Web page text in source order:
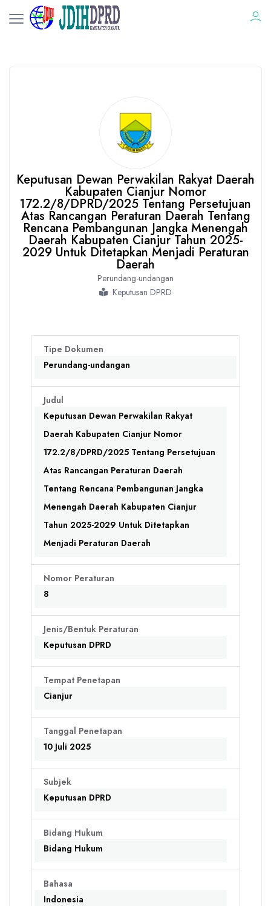
Keputusan Dewan Perwakilan Rakyat Daerah
Kabupaten Cianjur Nomor
172.2/8/DPRD/2025 Tentang Persetujuan
Atas Rancangan Peraturan Daerah Tentang
Rencana Pembangunan Jangka Menengah
Daerah Kabupaten Cianjur Tahun 2025-
2029 Untuk Ditetapkan Menjadi Peraturan
Daerah
Perundang-undangan
Keputusan DPRD
Tipe Dokumen
Perundang-undangan
Judul
Keputusan Dewan Perwakilan Rakyat
Daerah Kabupaten Cianjur Nomor
172.2/8/DPRD/2025 Tentang Persetujuan
Atas Rancangan Peraturan Daerah
Tentang Rencana Pembangunan Jangka
Menengah Daerah Kabupaten Cianjur
Tahun 2025-2029 Untuk Ditetapkan
Menjadi Peraturan Daerah
Nomor Peraturan
8
Jenis/Bentuk Peraturan
Keputusan DPRD
Tempat Penetapan
Cianjur
Tanggal Penetapan
10 Juli 2025
Subjek
Keputusan DPRD
Bidang Hukum
Bidang Hukum
Bahasa
Indonesia